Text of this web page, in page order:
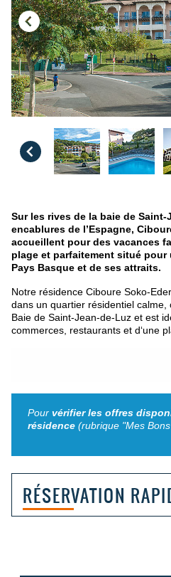
Sur les rives de la baie de
encablures de l’Espagne,
accueillent pour des vacances
plage et parfaitement situé pour
Pays Basque et de ses attraits.
Notre résidence Ciboure Soko-
dans un quartier résidentiel
Baie de Saint-Jean-de-Luz et est
commerces, restaurants et d‘une
Pour vérifier les offres
résidence (rubrique "Mes
RÉSERVATION